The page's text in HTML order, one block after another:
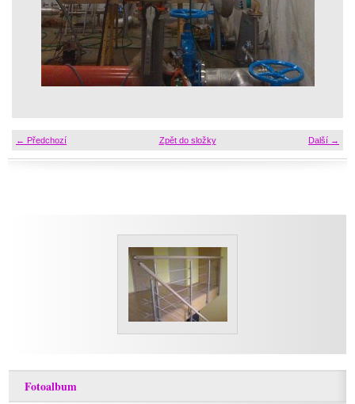
← Předchozí Další →
Zpět do složky
Fotoalbum